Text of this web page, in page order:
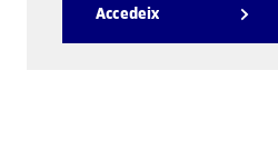
Accedeix